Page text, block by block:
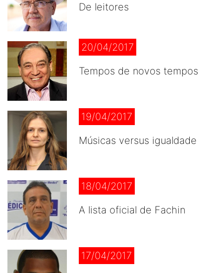
De leitores
20/04/2017
Tempos de novos tempos
19/04/2017
Músicas versus igualdade
18/04/2017
A lista oficial de Fachin
17/04/2017